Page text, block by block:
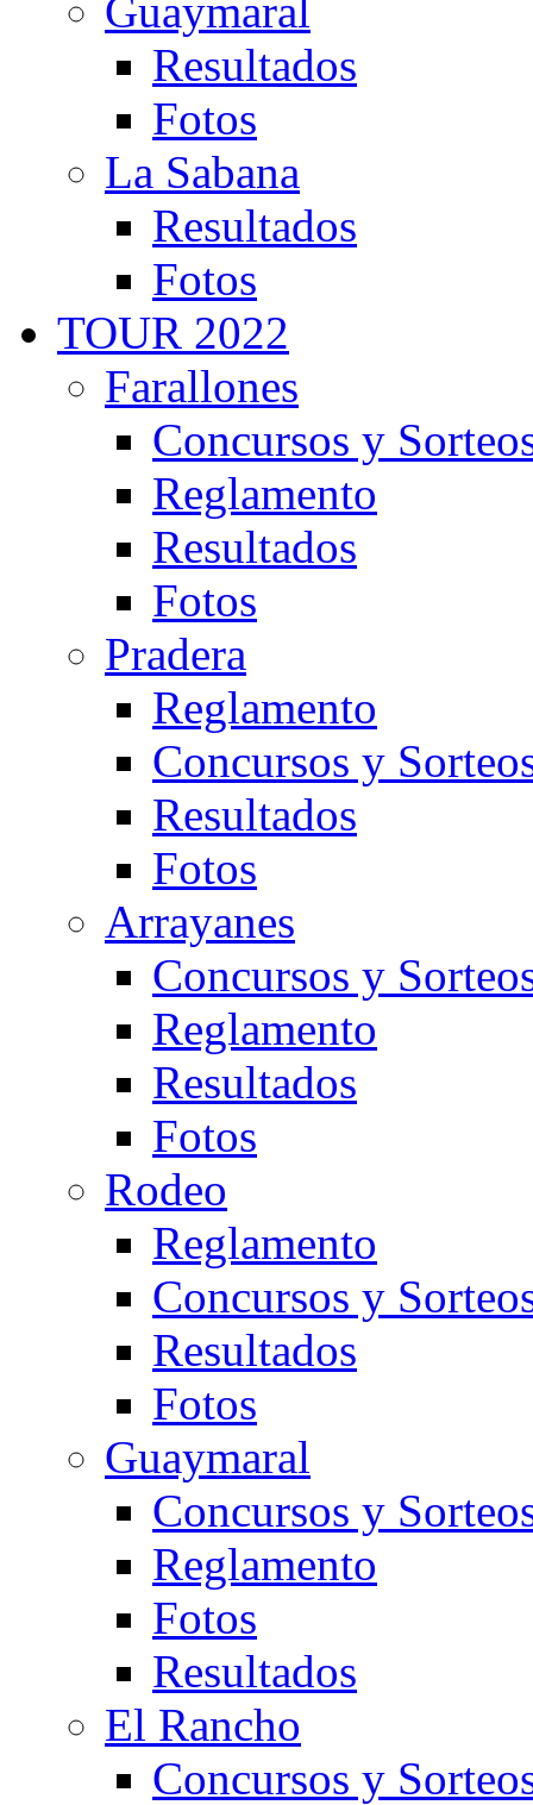
Guaymaral
Resultados
Fotos
La Sabana
Resultados
Fotos
TOUR 2022
Farallones
Concursos y
Reglamento
Resultados
Fotos
Pradera
Reglamento
Concursos y
Resultados
Fotos
Arrayanes
Concursos y
Reglamento
Resultados
Fotos
Rodeo
Reglamento
Concursos y
Resultados
Fotos
Guaymaral
Concursos y
Reglamento
Fotos
Resultados
El Rancho
Concursos y